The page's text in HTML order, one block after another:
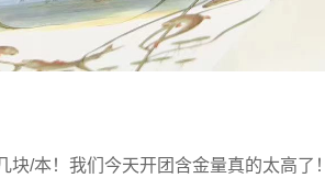
/本！我们今天开团含金量真的太高了！